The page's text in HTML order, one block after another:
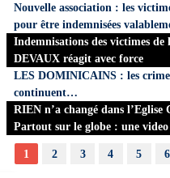
Nouvelle association : les
pour être indemnisées
Indemnisations des victimes
DEVAUX réagit avec force
LES DOMINICAINS : les
continuent…
RIEN n’a changé dans
Partout sur le globe : une
1 2 3 4 5 6